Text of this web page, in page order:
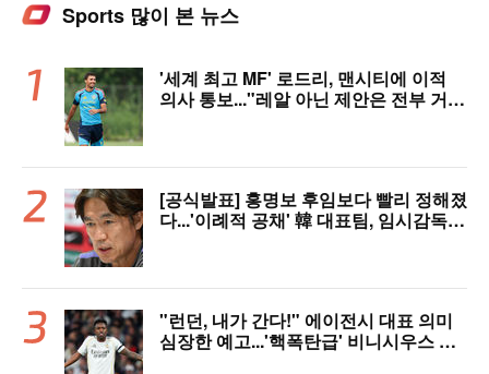
Sports 많이 본 뉴스
'세계 최고 MF' 로드리, 맨시티에 이적
의사 통보..."레알 아닌 제안은 전부 거
[공식발표] 홍명보 후임보다 빨리 정해졌
다...'이례적 공채' 韓 대표팀, 임시감독
"런던, 내가 간다!" 에이전시 대표 의미
심장한 예고...'핵폭탄급' 비니시우스 아